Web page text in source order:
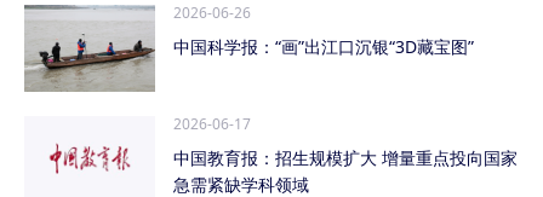
2026-06-26
中国科学报：“画”出江口沉银“3D藏宝图”
2026-06-17
中国教育报：招生规模扩大 增量重点投向国家
急需紧缺学科领域